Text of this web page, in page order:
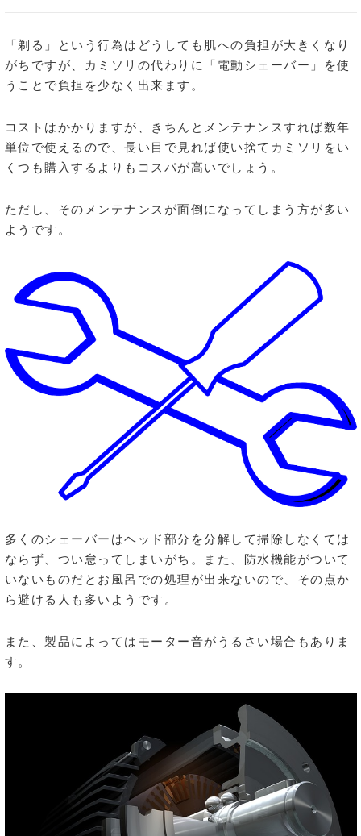
「剃る」という行為はどうしても肌への負担が大きくなり
がちですが、カミソリの代わりに「電動シェーバー」を使
うことで負担を少なく出来ます。
コストはかかりますが、きちんとメンテナンスすれば数年
単位で使えるので、長い目で見れば使い捨てカミソリをい
くつも購入するよりもコスパが高いでしょう。
ただし、そのメンテナンスが面倒になってしまう方が多い
ようです。
多くのシェーバーはヘッド部分を分解して掃除しなくては
ならず、つい怠ってしまいがち。また、防水機能がついて
いないものだとお風呂での処理が出来ないので、その点か
ら避ける人も多いようです。
また、製品によってはモーター音がうるさい場合もありま
す。